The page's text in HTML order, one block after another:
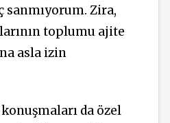
sanmıyorum. Zira,
toplumu ajite
asla izin
da özel